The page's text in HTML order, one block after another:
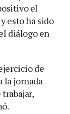
el
esto ha sido
diálogo en
de
la jornada